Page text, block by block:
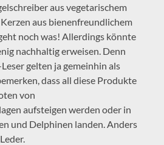
aus vegetarischem
aus bienenfreundlichem
noch was! Allerdings könnte
nachhaltig erweisen. Denn
gelten ja gemeinhin als
dass all diese Produkte
von
aufsteigen werden oder in
und Delphinen landen. Anders